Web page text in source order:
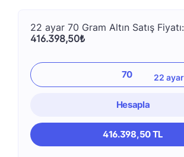
22 ayar 70 Gram Altın Satış Fiyatı:
416.398,50₺
Hesapla
416.398,50 TL